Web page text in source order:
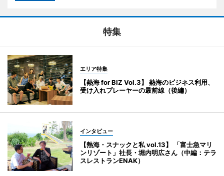
特集
エリア特集
【熱海 for BIZ Vol.3】 熱海のビジネス利用、
受け入れプレーヤーの最前線（後編）
インタビュー
【熱海・スナックと私 vol.13】 「富士急マリ
ンリゾート」社長・堀内明広さん（中編：テラ
スレストランENAK）